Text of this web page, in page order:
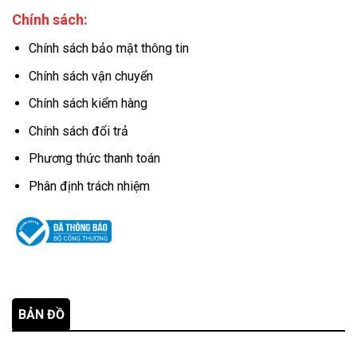
Chính sách:
Chính sách bảo mật thông tin
Chính sách vận chuyển
Chính sách kiểm hàng
Chính sách đổi trả
Phương thức thanh toán
Phân định trách nhiệm
BẢN ĐỒ